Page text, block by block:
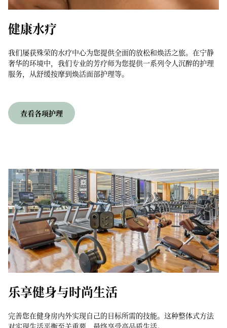
健康水疗
我们屡获殊荣的水疗中心为您提供全面的放松和焕活之旅。在宁静
奢华的环境中，我们专业的芳疗师为您提供一系列令人沉醉的护理
服务，从舒缓按摩到焕活面部护理等。
查看各项护理
乐享健身与时尚生活
完善您在健身房内外实现自己的目标所需的技能。这种整体式方法
对实现生活平衡至关重要，最终享受高品质生活。